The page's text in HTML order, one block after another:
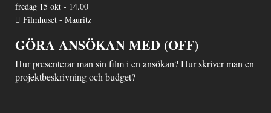
fredag 15 okt - 14.00
Filmhuset - Mauritz
GÖRA ANSÖKAN MED (OFF)
Hur presenterar man sin film i en ansökan? Hur skriver man en
projektbeskrivning och budget?